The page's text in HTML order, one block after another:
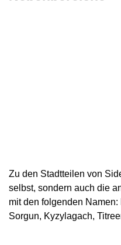
Zu den Stadtteilen von
selbst, sondern auch die
mit den folgenden
Sorgun, Kyzylagach,